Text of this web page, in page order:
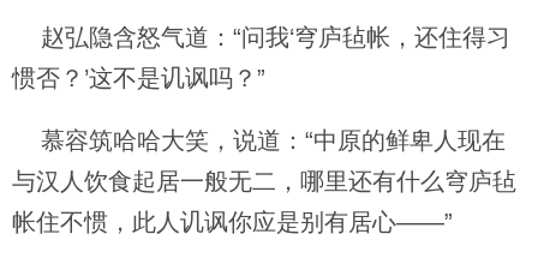
赵弘隐含怒气道：“问我‘穹庐毡帐，还住得习
惯否？’这不是讥讽吗？”
慕容筑哈哈大笑，说道：“中原的鲜卑人现在
与汉人饮食起居一般无二，哪里还有什么穹庐毡
帐住不惯，此人讥讽你应是别有居心——”